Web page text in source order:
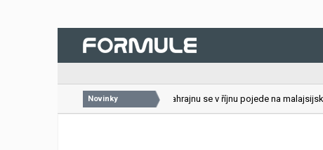
Novinky
26.07.2026 VC Bahrajnu se v říjnu pojede na